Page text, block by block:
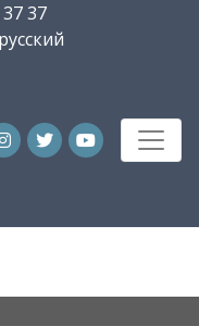
37
русский